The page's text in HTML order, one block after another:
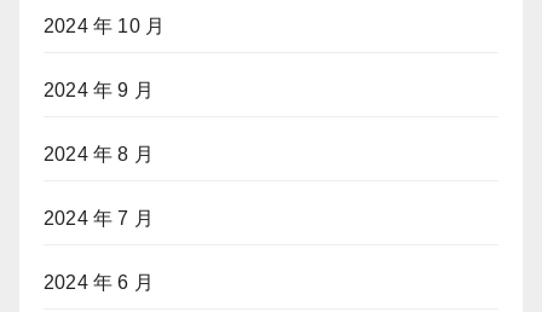
2024 年 10 月
2024 年 9 月
2024 年 8 月
2024 年 7 月
2024 年 6 月